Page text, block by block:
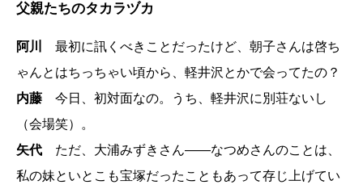
父親たちのタカラヅカ
阿川
最初に訊くべきことだったけど、朝子さんは啓ち
ゃんとはちっちゃい頃から、軽井沢とかで会ってたの？
内藤 今日、初対面なの。うち、軽井沢に別荘ないし
（会場笑）。
矢代 ただ、大浦みずきさん――なつめさんのことは、
私の妹といとこも宝塚だったこともあって存じ上げてい